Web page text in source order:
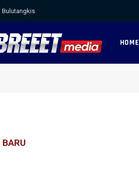
Bulutangkis
HOME
BARU